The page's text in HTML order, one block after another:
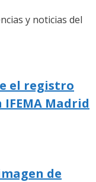
y noticias del
el registro
Madrid
de